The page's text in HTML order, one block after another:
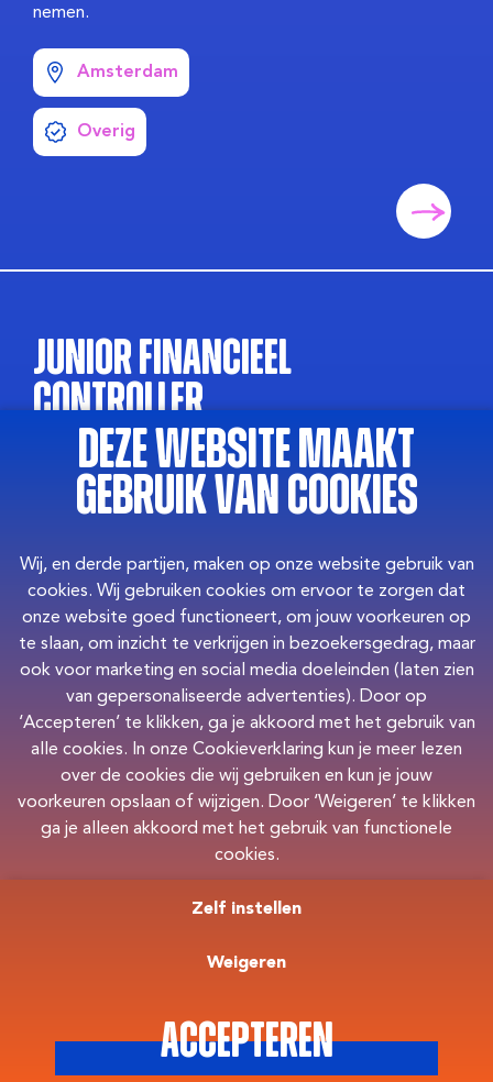
Deze website maakt
gebruik van cookies
Wij, en derde partijen, maken op onze website gebruik van
cookies. Wij gebruiken cookies om ervoor te zorgen dat
onze website goed functioneert, om jouw voorkeuren op
te slaan, om inzicht te verkrijgen in bezoekersgedrag, maar
ook voor marketing en social media doeleinden (laten zien
van gepersonaliseerde advertenties). Door op
‘Accepteren’ te klikken, ga je akkoord met het gebruik van
alle cookies. In onze Cookieverklaring kun je meer lezen
over de cookies die wij gebruiken en kun je jouw
voorkeuren opslaan of wijzigen. Door ‘Weigeren’ te klikken
ga je alleen akkoord met het gebruik van functionele
cookies.
Zelf instellen
Weigeren
Accepteren
Amsterdam
Overig
nemen.
Junior Financieel
Controller
Midden en Zuid Nederland
Overig
Ben jij een starter die energie krijgt van cijfers,
structuur en financiële vraagstukken? Dan is dit jouw
startpunt als Financial Controller!